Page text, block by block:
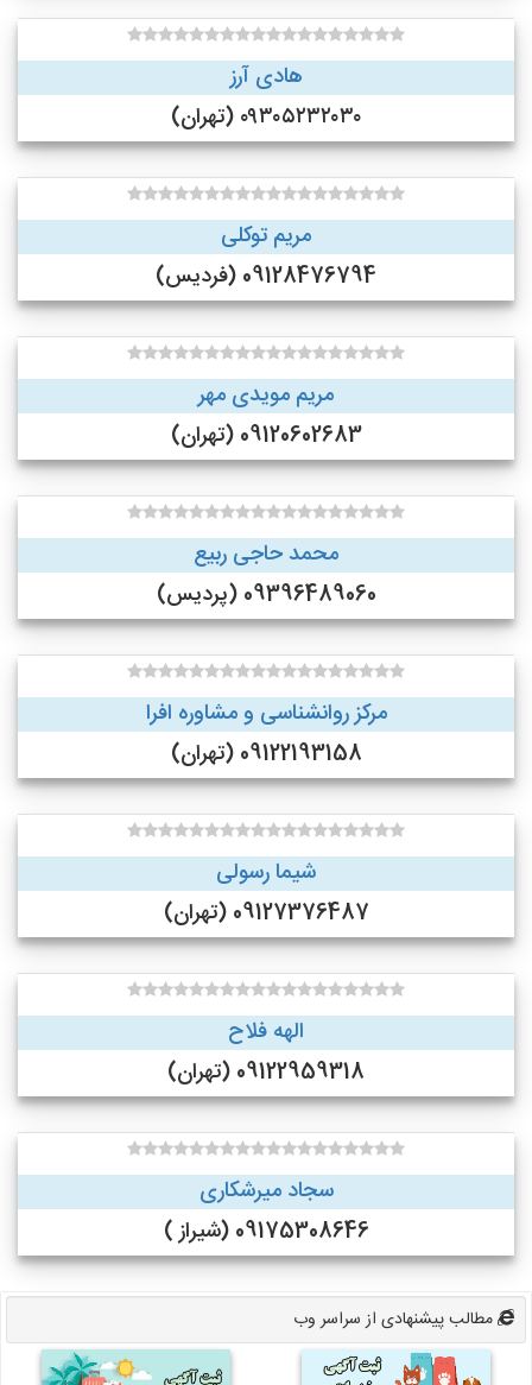
هادی آرز
۰۹۳۰۵۲۳۲۰۳۰ (تهران)
مریم توکلی
09128476794 (فردیس)
مریم مویدی مهر
09120602683 (تهران)
محمد حاجی ربیع
09396489060 (پردیس)
مرکز روانشناسی و مشاوره افرا
09122193158 (تهران)
شیما رسولی
09127376487 (تهران)
الهه فلاح
09122959318 (تهران)
سجاد میرشکاری
09175308646 (شیراز )
مطالب پیشنهادی از سراسر وب